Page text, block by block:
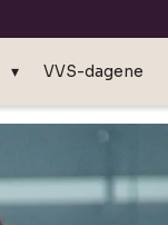
VVS-dagene